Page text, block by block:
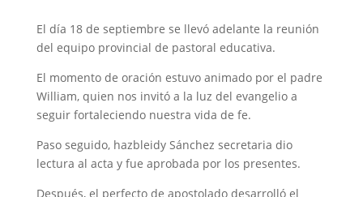
El día 18 de septiembre se llevó adelante la reunión
del equipo provincial de pastoral educativa.
El momento de oración estuvo animado por el padre
William, quien nos invitó a la luz del evangelio a
seguir fortaleciendo nuestra vida de fe.
Paso seguido, hazbleidy Sánchez secretaria dio
lectura al acta y fue aprobada por los presentes.
Después, el perfecto de apostolado desarrolló el